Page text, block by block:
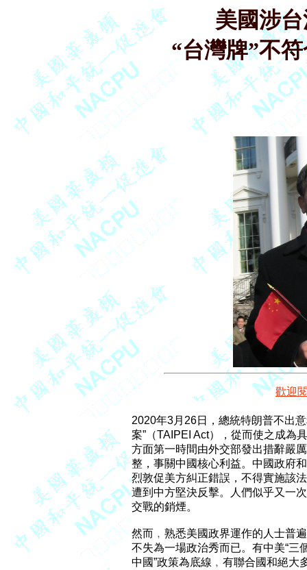
美國涉
“台灣牌”不
歡迎
2020年3月26日，總統特朗普不出
案”（TAIPEI Act），從而使之成為
方面第一時間由外交部發出措辭嚴
整，事關中國核心利益。中國政府
烈敦促美方糾正錯誤，不得實施該
遭到中方堅決反擊。人們似乎又一
交戰的銷煙。
然而﹐熟悉美國政界運作的人士普
不失為一場政治秀而已。有中美“三
中國”政策為底線﹐有聯合國和絕大